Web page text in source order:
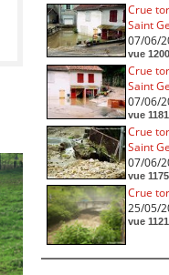
Crue
Saint
07/06/
vue
Crue
Saint
07/06/
vue
Crue
Saint
07/06/
vue
Crue
25/05/
vue